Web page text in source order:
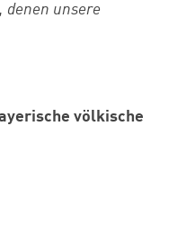
denen unsere
völkische